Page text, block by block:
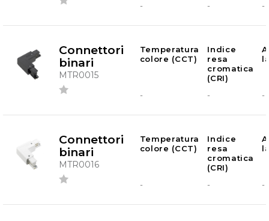
- - -
Connettori
binari
MTR0015
Temperatura
colore (CCT)
Indice
resa
cromatica
(CRI)
- - -
Connettori
binari
MTR0016
Temperatura
colore (CCT)
Indice
resa
cromatica
(CRI)
- - -